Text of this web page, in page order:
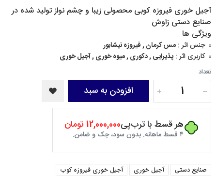
آجیل خوری فیروزه کوبی محصولی زیبا و چشم نواز تولید شده در
صنایع دستی زاوش
ویژگی ها
جنس اثر : مس کرمان , فیروزه نیشابور
کاربری اثر : پذیرایی , دکوری , میوه خوری , آجیل خوری
تعداد
افزودن به سبد
هر قسط با ترب‌پی12,000,000 تومان
۴ قسط ماهانه. بدون سود، چک و ضامن.
صنایع دستی آجیل خوری
آجیل خوری فیروزه کوب